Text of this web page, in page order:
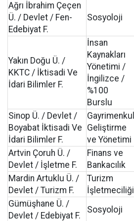
Ağrı İbrahim Çeçen
Ü. / Devlet / Fen-
Edebiyat F.
Sosyoloji
Yakın Doğu Ü. /
KKTC / İktisadi Ve
İdari Bilimler F.
İnsan
Kaynakları
Yönetimi /
İngilizce /
%100
Burslu
Sinop Ü. / Devlet /
Boyabat İktisadi Ve
İdari Bilimler F.
Gayrimenkul
Geliştirme
ve Yönetimi
Artvin Çoruh Ü. /
Devlet / İşletme F.
Finans ve
Bankacılık
Mardin Artuklu Ü. /
Devlet / Turizm F.
Turizm
İşletmeciliği
Gümüşhane Ü. /
Devlet / Edebiyat F.
Sosyoloji